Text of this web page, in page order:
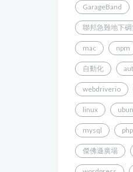
GarageBand
聯邦急難地下碉
mac npm
自動化
webdriverio
linux
mysql php
傑佛遜廣場